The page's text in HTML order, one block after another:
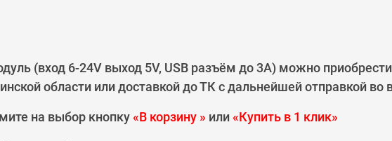
(вход 6-24V выход 5V, USB разъём до 3А) можно
области или доставкой до ТК с дальнейшей отправкой во
на выбор кнопку«В корзину » или«Купить в 1 клик»